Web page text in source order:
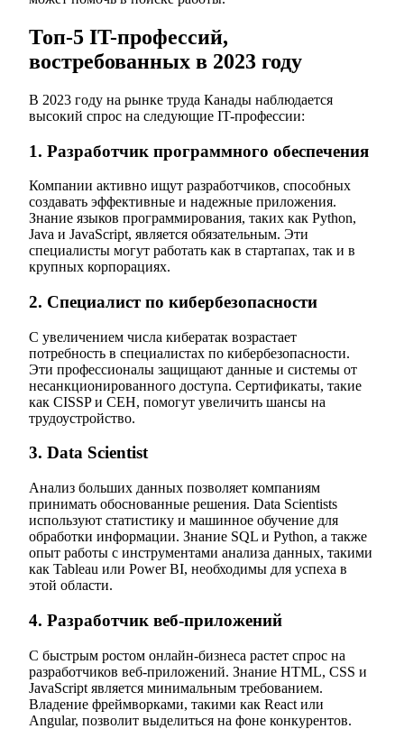
Топ-5 IT-профессий,
востребованных в 2023 году
В 2023 году на рынке труда Канады наблюдается
высокий спрос на следующие IT-профессии:
1. Разработчик программного обеспечения
Компании активно ищут разработчиков, способных
создавать эффективные и надежные приложения.
Знание языков программирования, таких как Python,
Java и JavaScript, является обязательным. Эти
специалисты могут работать как в стартапах, так и в
крупных корпорациях.
2. Специалист по кибербезопасности
С увеличением числа кибератак возрастает
потребность в специалистах по кибербезопасности.
Эти профессионалы защищают данные и системы от
несанкционированного доступа. Сертификаты, такие
как CISSP и CEH, помогут увеличить шансы на
трудоустройство.
3. Data Scientist
Анализ больших данных позволяет компаниям
принимать обоснованные решения. Data Scientists
используют статистику и машинное обучение для
обработки информации. Знание SQL и Python, а также
опыт работы с инструментами анализа данных, такими
как Tableau или Power BI, необходимы для успеха в
этой области.
4. Разработчик веб-приложений
С быстрым ростом онлайн-бизнеса растет спрос на
разработчиков веб-приложений. Знание HTML, CSS и
JavaScript является минимальным требованием.
Владение фреймворками, такими как React или
Angular, позволит выделиться на фоне конкурентов.